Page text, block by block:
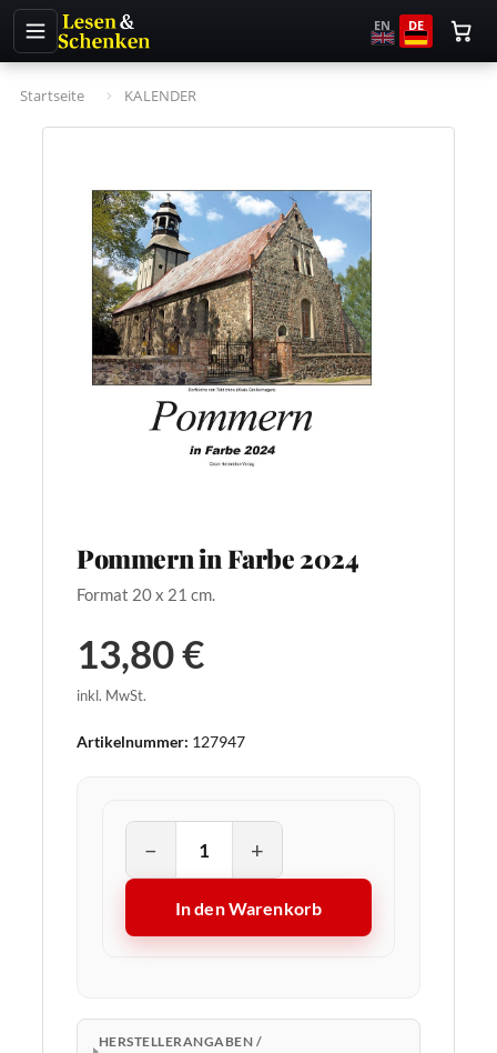
EN DE
Startseite KALENDER
Pommern in Farbe 2024
Format 20 x 21 cm.
13,80 €
inkl. MwSt.
Artikelnummer: 127947
− +
In den Warenkorb
HERSTELLERANGABEN /